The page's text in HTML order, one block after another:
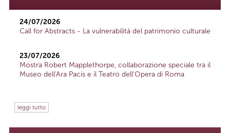
24/07/2026
Call for Abstracts - La vulnerabilità del patrimonio culturale
23/07/2026
Mostra Robert Mapplethorpe, collaborazione speciale tra il
Museo dell'Ara Pacis e il Teatro dell'Opera di Roma
leggi tutto